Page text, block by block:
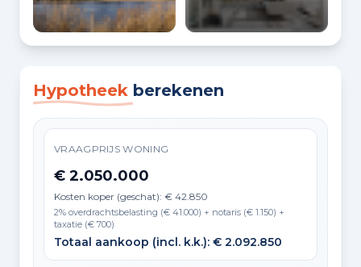
Hypotheek berekenen
VRAAGPRIJS WONING
€ 2.050.000
Kosten koper (geschat): € 42.850
2% overdrachtsbelasting (€ 41.000) + notaris (€ 1.150) +
taxatie (€ 700)
Totaal aankoop (incl. k.k.): € 2.092.850